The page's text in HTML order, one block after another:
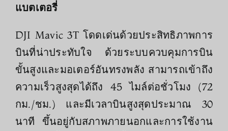
แบตเตอรี่
DJI Mavic 3T โดดเด่นด้วยประสิทธิภาพการ
บินที่น่าประทับใจ ด้วยระบบควบคุมการบิน
ขั้นสูงและมอเตอร์อันทรงพลัง สามารถเข้าถึง
ความเร็วสูงสุดได้ถึง 45 ไมล์ต่อชั่วโมง (72
กม./ชม.) และมีเวลาบินสูงสุดประมาณ 30
นาที ขึ้นอยู่กับสภาพภายนอกและการใช้งาน